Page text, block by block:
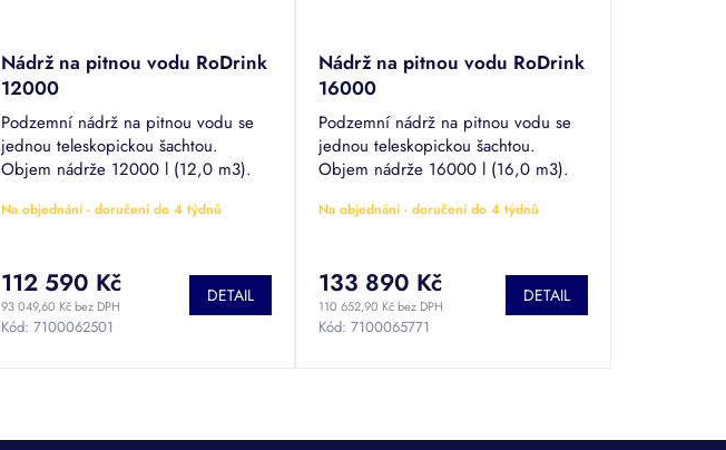
Nádrž na pitnou vodu RoDrink
12000
Podzemní nádrž na pitnou vodu se
jednou teleskopickou šachtou.
Objem nádrže 12000 l (12,0 m3).
REG2-0004-04-ZGPro1-2731.
Na objednání - doručení do 4 týdnů
93 049,60 Kč bez DPH
112 590 Kč DETAIL
Kód: 7100062501
Nádrž na pitnou vodu RoDrink
16000
Podzemní nádrž na pitnou vodu se
jednou teleskopickou šachtou.
Objem nádrže 16000 l (16,0 m3).
REG2-0004-04-ZGPro1-2731.
Na objednání - doručení do 4 týdnů
110 652,90 Kč bez DPH
133 890 Kč DETAIL
Kód: 7100065771